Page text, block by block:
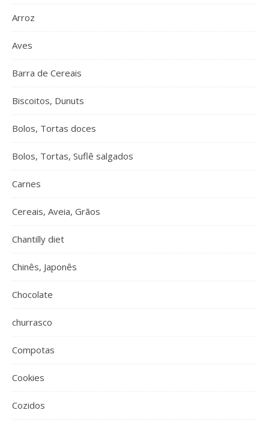
Arroz
Aves
Barra de Cereais
Biscoitos, Dunuts
Bolos, Tortas doces
Bolos, Tortas, Suflê salgados
Carnes
Cereais, Aveia, Grãos
Chantilly diet
Chinês, Japonês
Chocolate
churrasco
Compotas
Cookies
Cozidos